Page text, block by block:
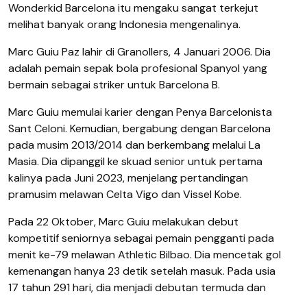
Wonderkid Barcelona itu mengaku sangat terkejut
melihat banyak orang Indonesia mengenalinya.
Marc Guiu Paz lahir di Granollers, 4 Januari 2006. Dia
adalah pemain sepak bola profesional Spanyol yang
bermain sebagai striker untuk Barcelona B.
Marc Guiu memulai karier dengan Penya Barcelonista
Sant Celoni. Kemudian, bergabung dengan Barcelona
pada musim 2013/2014 dan berkembang melalui La
Masia. Dia dipanggil ke skuad senior untuk pertama
kalinya pada Juni 2023, menjelang pertandingan
pramusim melawan Celta Vigo dan Vissel Kobe.
Pada 22 Oktober, Marc Guiu melakukan debut
kompetitif seniornya sebagai pemain pengganti pada
menit ke-79 melawan Athletic Bilbao. Dia mencetak gol
kemenangan hanya 23 detik setelah masuk. Pada usia
17 tahun 291 hari, dia menjadi debutan termuda dan